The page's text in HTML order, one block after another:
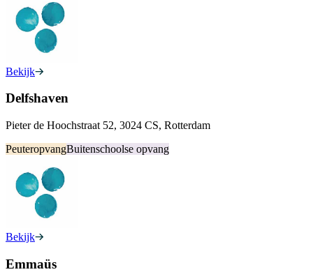
Bekijk
Delfshaven
Pieter de Hoochstraat 52, 3024 CS, Rotterdam
PeuteropvangBuitenschoolse opvang
Bekijk
Emmaüs